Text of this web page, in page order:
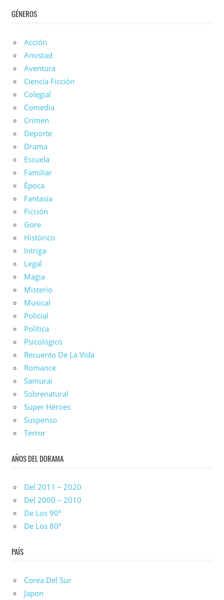
Doramas
GÉNEROS
Acción
Amistad
Aventura
Ciencia Ficción
Colegial
Comedia
Crimen
Deporte
Drama
Escuela
Familiar
Época
Fantasía
Ficción
Gore
Histórico
Intriga
Legal
Magia
Misterio
Musical
Policial
Política
Psicológico
Recuento De La Vida
Romance
Samurai
Sobrenatural
Super Héroes
Suspenso
Terror
AÑOS DEL DORAMA
Del 2011 – 2020
Del 2000 – 2010
De Los 90ª
De Los 80ª
PAÍS
Corea Del Sur
Japon